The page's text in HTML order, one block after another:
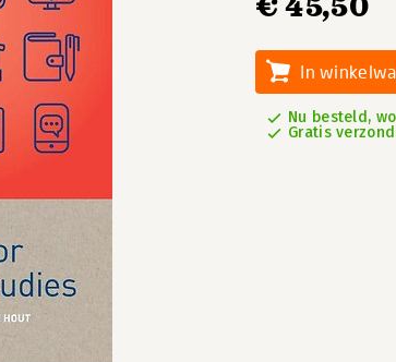
In
Nu besteld,
Gratis